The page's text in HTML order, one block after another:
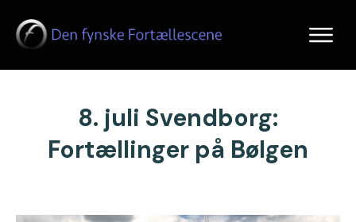
8. juli Svendborg:
Fortællinger på Bølgen